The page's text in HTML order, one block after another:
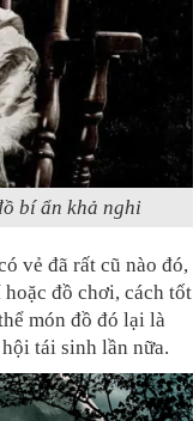
bí ẩn khả nghi
vẻ đã rất cũ nào đó,
đồ chơi, cách tốt
món đồ đó lại là
tái sinh lần nữa.